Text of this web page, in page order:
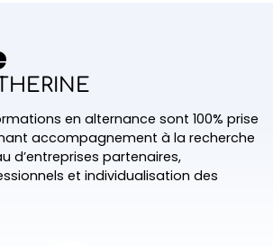
en alternance sont 100% prise
accompagnement à la recherche
d’entreprises partenaires,
et individualisation des